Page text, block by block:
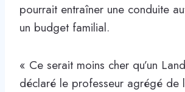
pourrait entraîner une conduite
un budget familial.
« Ce serait moins cher qu’un
déclaré le professeur agrégé de